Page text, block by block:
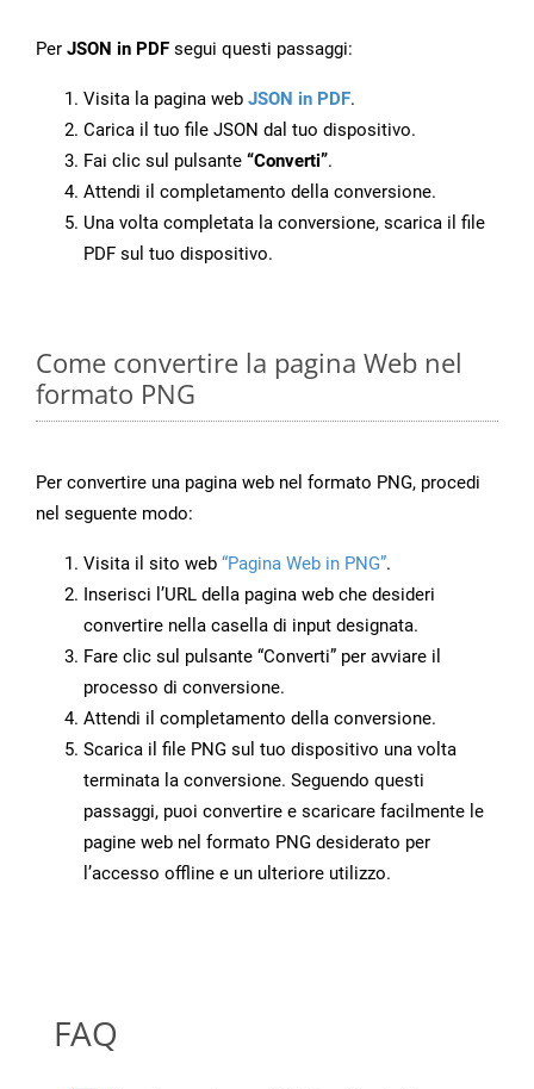
Per JSON in PDF segui questi passaggi:
Visita la pagina web JSON in PDF.
Carica il tuo file JSON dal tuo dispositivo.
Fai clic sul pulsante “Converti”.
Attendi il completamento della conversione.
Una volta completata la conversione, scarica il file
PDF sul tuo dispositivo.
Come convertire la pagina Web nel
formato PNG
Per convertire una pagina web nel formato PNG, procedi
nel seguente modo:
Visita il sito web “Pagina Web in PNG”.
Inserisci l’URL della pagina web che desideri
convertire nella casella di input designata.
Fare clic sul pulsante “Converti” per avviare il
processo di conversione.
Attendi il completamento della conversione.
Scarica il file PNG sul tuo dispositivo una volta
terminata la conversione. Seguendo questi
passaggi, puoi convertire e scaricare facilmente le
pagine web nel formato PNG desiderato per
l’accesso offline e un ulteriore utilizzo.
FAQ